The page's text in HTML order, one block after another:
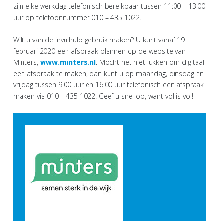
zijn elke werkdag telefonisch bereikbaar tussen 11:00 – 13:00
uur op telefoonnummer 010 – 435 1022.
Wilt u van de invulhulp gebruik maken? U kunt vanaf 19
februari 2020 een afspraak plannen op de website van
Minters, www.minters.nl . Mocht het niet lukken om digitaal
een afspraak te maken, dan kunt u op maandag, dinsdag en
vrijdag tussen 9.00 uur en 16.00 uur telefonisch een afspraak
maken via 010 – 435 1022. Geef u snel op, want vol is vol!